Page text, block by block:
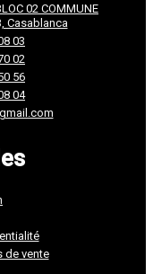
02 COMMUNE
Casablanca
03
02
56
04
de vente